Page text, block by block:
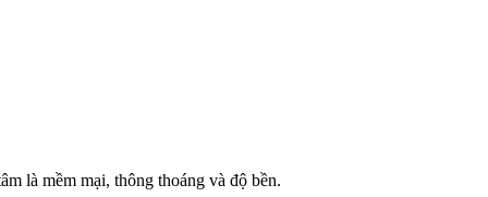
là mềm mại, thông thoáng và độ bền.